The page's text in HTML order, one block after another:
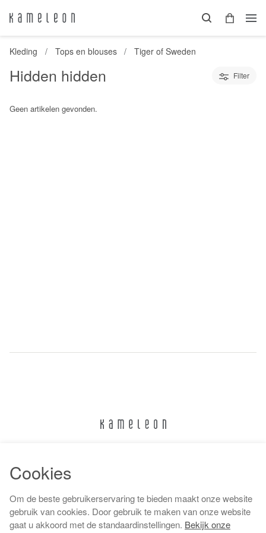
Kleding Tops en blouses Tiger of Sweden
Hidden hidden Filter
Geen artikelen gevonden.
Algemene voorwaarden
Cookies
Om de beste gebruikerservaring te bieden maakt onze website
gebruik van cookies. Door gebruik te maken van onze website
gaat u akkoord met de standaardinstellingen. Bekijk onze